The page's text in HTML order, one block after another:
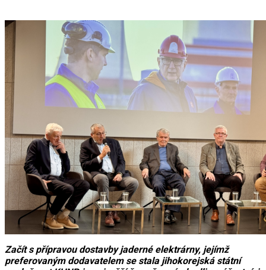
Začít s přípravou dostavby jaderné elektrárny, jejímž
preferovaným dodavatelem se stala jihokorejská státní